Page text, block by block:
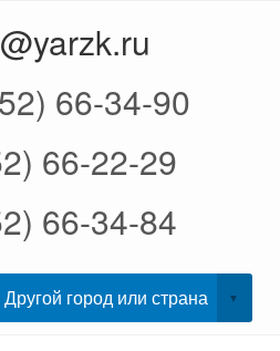
66-34-90
66-22-29
66-34-84